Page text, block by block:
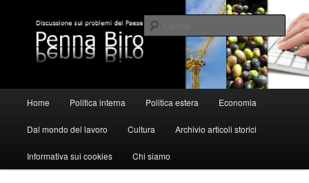
contenuto
principale
contenuto
secondarioPennabiro
Cerca
principale
Home Politica interna Politica estera Economia
Dal mondo del lavoro Cultura Archivio articoli storici
Informativa sui cookies Chi siamo